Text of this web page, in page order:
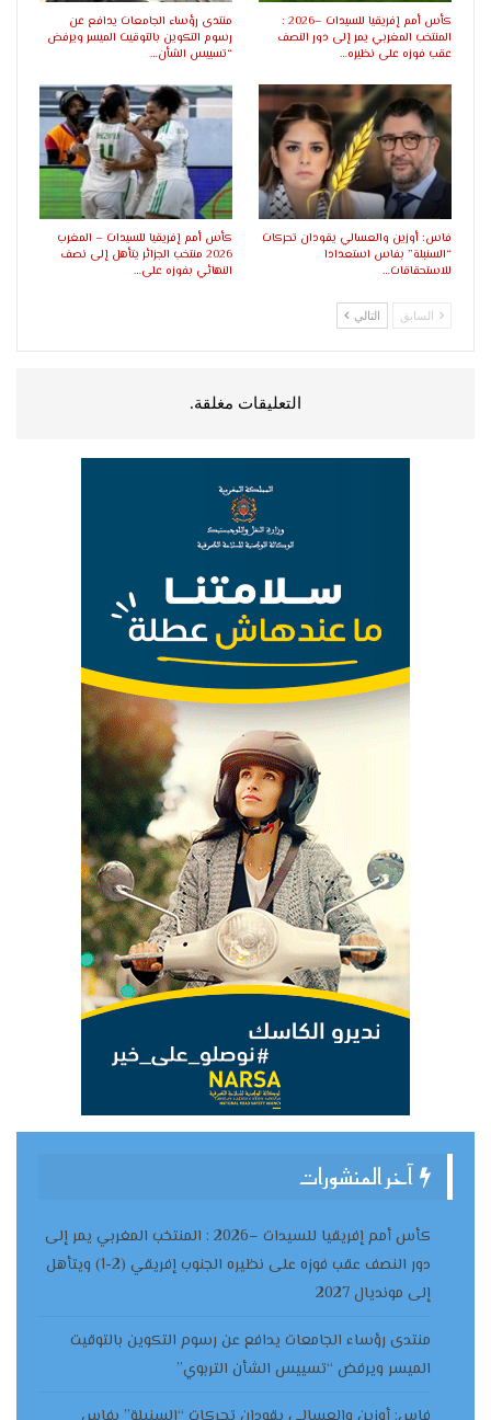
كأس أمم إفريقيا للسيدات –2026 :
المنتخب المغربي يمر إلى دور النصف
عقب فوزه على نظيره…
منتدى رؤساء الجامعات يدافع عن
رسوم التكوين بالتوقيت الميسر ويرفض
“تسييس الشأن…
فاس: أوزين والعسالي يقودان تحركات
“السنبلة” بفاس استعدادا
للاستحقاقات…
كأس أمم إفريقيا للسيدات – المغرب
2026 منتخب الجزائر يتأهل إلى نصف
النهائي بفوزه على…
السابق التالي
التعليقات مغلقة.
آخر المنشورات
كأس أمم إفريقيا للسيدات –2026 : المنتخب المغربي يمر إلى
دور النصف عقب فوزه على نظيره الجنوب إفريقي (2-1) ويتأهل
إلى مونديال 2027
منتدى رؤساء الجامعات يدافع عن رسوم التكوين بالتوقيت
الميسر ويرفض “تسييس الشأن التربوي”